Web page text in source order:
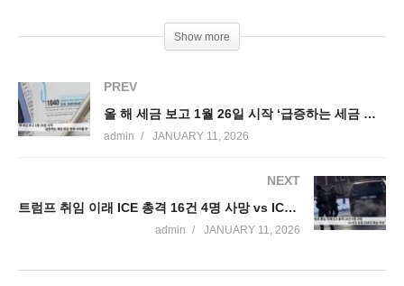
Show more
PREV
올 해 세금 보고 1월 26일 시작 ‘급증하는 세금 환급 위해 서두를 듯’
admin JANUARY 11, 2026
NEXT
트럼프 취임 이래 ICE 총격 16건 4명 사망 vs ICE 요원 238건 피습 부상
admin JANUARY 11, 2026